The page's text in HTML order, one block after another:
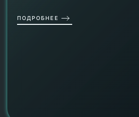
ПОДРОБНЕЕ